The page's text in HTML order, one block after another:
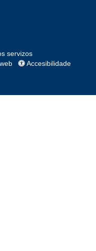
servizos
Accesibilidade